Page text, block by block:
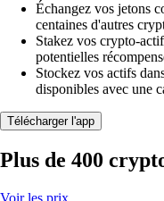
Échangez vos jetons
centaines d'autres
Stakez vos crypto-
potentielles
Stockez vos actifs
disponibles avec une
Télécharger l'app
Plus de 400